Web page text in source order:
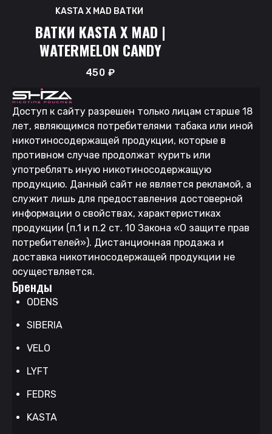
KASTA X MAD ВАТКИ
ВАТКИ KASTA X MAD |
WATERMELON CANDY
450 ₽
Доступ к сайту разрешен только лицам старше 18
лет, являющимся потребителями табака или иной
никотиносодержащей продукции, которые в
противном случае продолжат курить или
употреблять иную никотиносодержащую
продукцию. Данный сайт не является рекламой, а
служит лишь для предоставления достоверной
информации о свойствах, характеристиках
продукции (п.1 и п.2 ст. 10 Закона «О защите прав
потребителей»). Дистанционная продажа и
доставка никотиносодержащей продукции не
осуществляется.
Бренды
ODENS
SIBERIA
VELO
LYFT
FEDRS
KASTA